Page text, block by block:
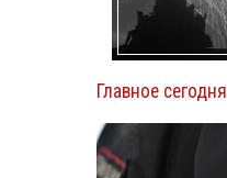
Главное сегодня